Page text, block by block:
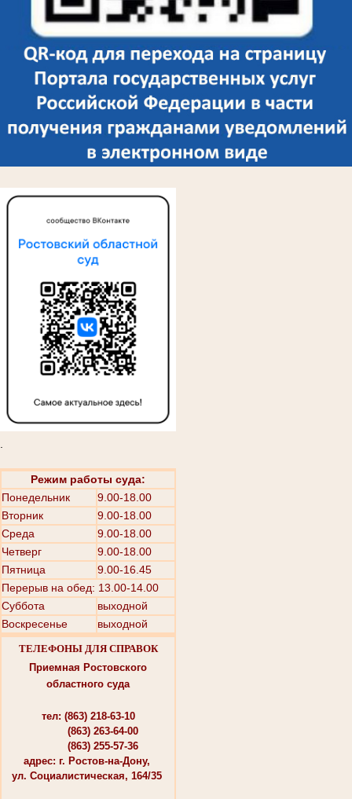
.
Режим работы суда:
Понедельник
9.00-18.00
Вторник
9.00-18.00
Среда
9.00-18.00
Четверг
9.00-18.00
Пятница
9.00-16.45
Перерыв на обед: 13.00-14.00
Суббота
выходной
Воскресенье
выходной
ТЕЛЕФОНЫ ДЛЯ СПРАВОК
Приемная Ростовского
областного суда
тел: (863) 218-63-10
(863) 263-64-00
(863) 255-57-36
адрес: г. Ростов-на-Дону,
ул. Социалистическая, 164/35